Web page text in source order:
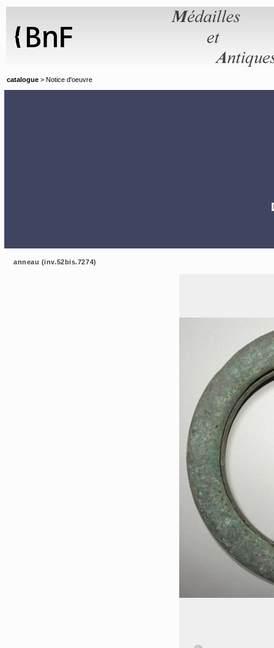
catalogue > Notice d'oeuvre
anneau (inv.52bis.7274)